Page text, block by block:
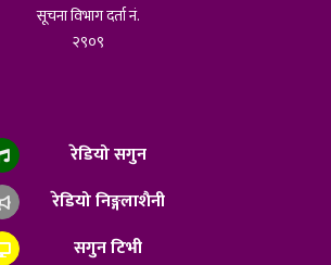
सूचना विभाग दर्ता नं.
२९०९
रेडियो सगुन
रेडियो निङ्गलाशैनी
सगुन टिभी